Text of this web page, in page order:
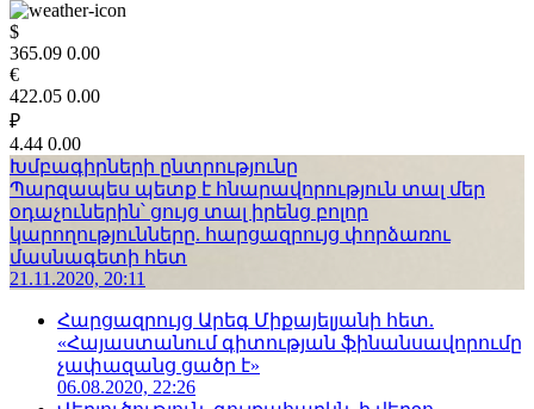
$
365.09 0.00
€
422.05 0.00
₽
4.44 0.00
Խմբագիրների ընտրությունը
Պարզապես պետք է հնարավորություն տալ մեր
օդաչուներին՝ ցույց տալ իրենց բոլոր
կարողությունները. հարցազրույց փորձառու
մասնագետի հետ
21.11.2020, 20:11
Հարցազրույց Արեգ Միքայելյանի հետ.
«Հայաստանում գիտության ֆինանսավորումը
չափազանց ցածր է»
06.08.2020, 22:26